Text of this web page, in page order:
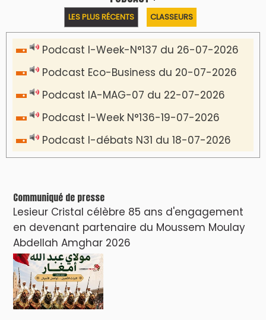
VIDÉOS & CLIP +
LES PLUS RÉCENTS CLASSEURS
Clip : 🎵Allez, allez ! Ramenez-nous cette
🎵Bulldozer Blues
Clip : 🎵 LE BLUES DE L'IA
🎵 Ormuzera bien, qui ormuzera le
dernier
Reportages
Nizar Baraka préside à Marrakech une